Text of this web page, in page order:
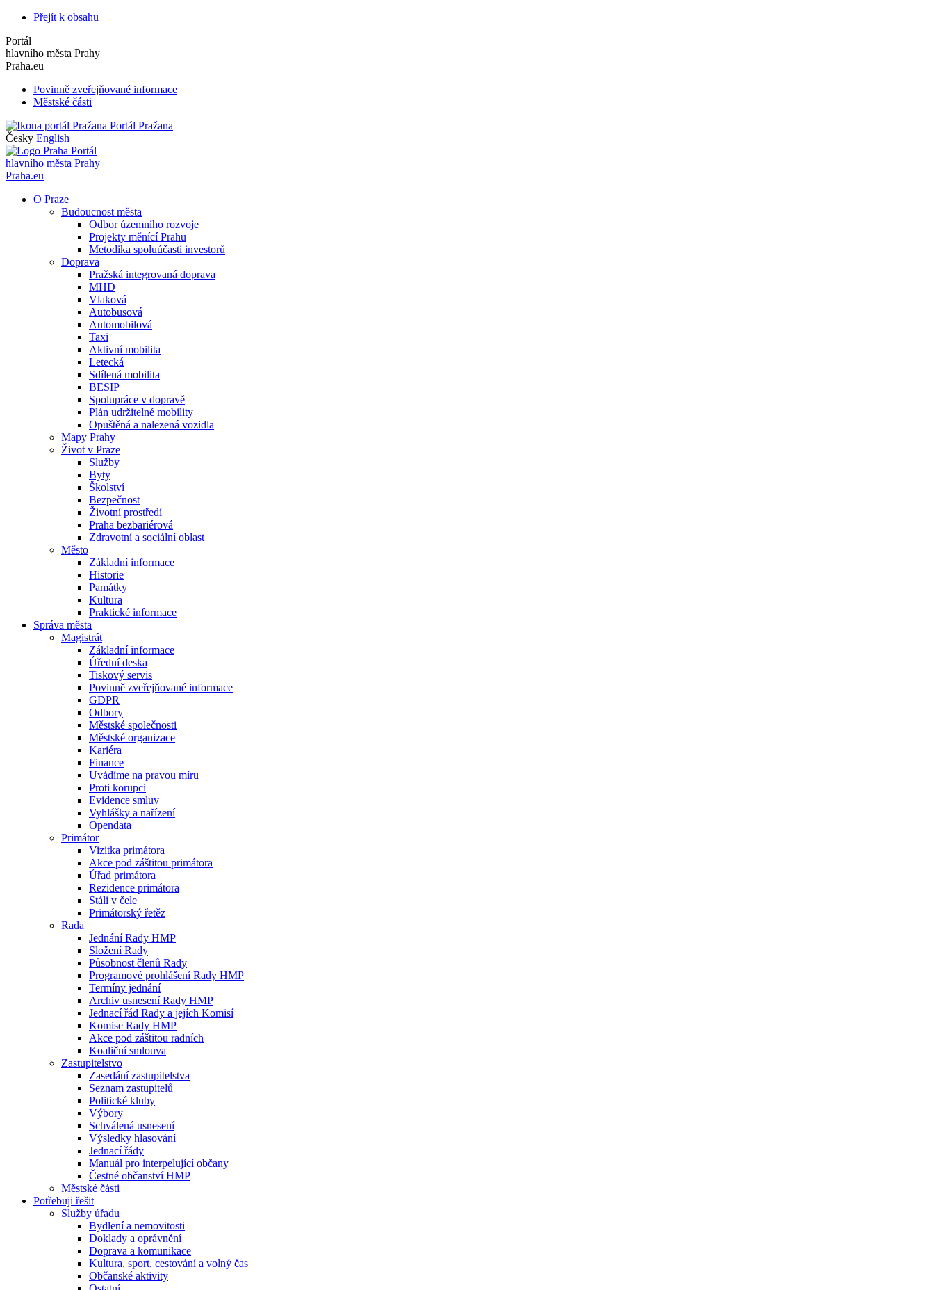
Přejít k obsahu
Portál
hlavního města Prahy
Praha.eu
Povinně zveřejňované informace
Městské části
Portál Pražana
Česky English
Portál
hlavního města Prahy
Praha.eu
O Praze
Budoucnost města
Odbor územního rozvoje
Projekty měnící Prahu
Metodika spoluúčasti investorů
Doprava
Pražská integrovaná doprava
MHD
Vlaková
Autobusová
Automobilová
Taxi
Aktivní mobilita
Letecká
Sdílená mobilita
BESIP
Spolupráce v dopravě
Plán udržitelné mobility
Opuštěná a nalezená vozidla
Mapy Prahy
Život v Praze
Služby
Byty
Školství
Bezpečnost
Životní prostředí
Praha bezbariérová
Zdravotní a sociální oblast
Město
Základní informace
Historie
Památky
Kultura
Praktické informace
Správa města
Magistrát
Základní informace
Úřední deska
Tiskový servis
Povinně zveřejňované informace
GDPR
Odbory
Městské společnosti
Městské organizace
Kariéra
Finance
Uvádíme na pravou míru
Proti korupci
Evidence smluv
Vyhlášky a nařízení
Opendata
Primátor
Vizitka primátora
Akce pod záštitou primátora
Úřad primátora
Rezidence primátora
Stáli v čele
Primátorský řetěz
Rada
Jednání Rady HMP
Složení Rady
Působnost členů Rady
Programové prohlášení Rady HMP
Termíny jednání
Archiv usnesení Rady HMP
Jednací řád Rady a jejích Komisí
Komise Rady HMP
Akce pod záštitou radních
Koaliční smlouva
Zastupitelstvo
Zasedání zastupitelstva
Seznam zastupitelů
Politické kluby
Výbory
Schválená usnesení
Výsledky hlasování
Jednací řády
Manuál pro interpelující občany
Čestné občanství HMP
Městské části
Potřebuji řešit
Služby úřadu
Bydlení a nemovitosti
Doklady a oprávnění
Doprava a komunikace
Kultura, sport, cestování a volný čas
Občanské aktivity